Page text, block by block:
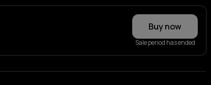
Buy now
Sale period has ended